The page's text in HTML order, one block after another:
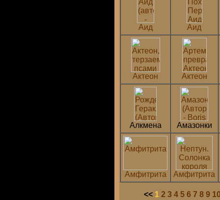
Аид Аид
Актеон Актеон
Алкмена Амазонки
Амфитрита Амфитрита
<< 1 2 3 4 5 6 7 8 9